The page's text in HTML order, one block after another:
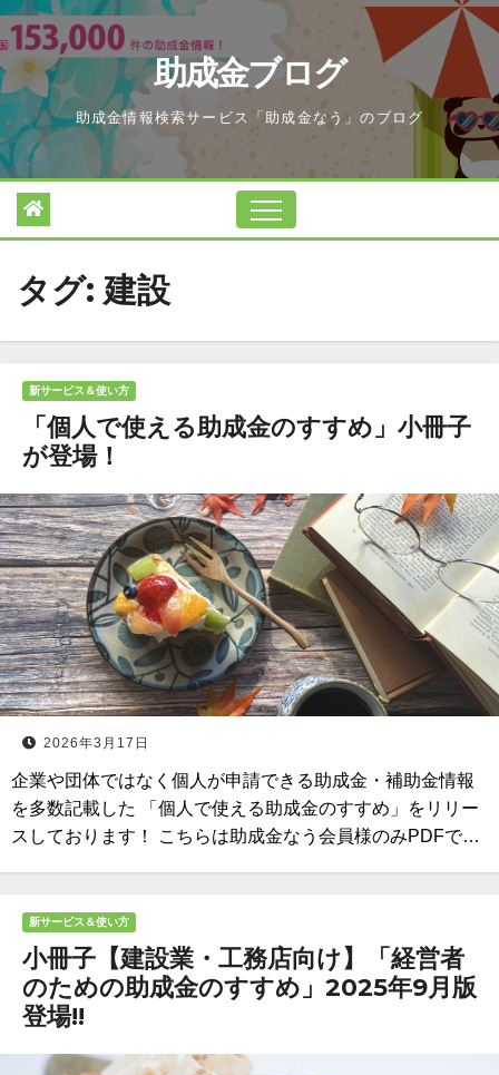
Skip
to
content
助成金ブログ
助成金情報検索サービス「助成金なう」のブログ
タグ: 建設
新サービス＆使い方
「個人で使える助成金のすすめ」小冊子
が登場！
2026年3月17日
企業や団体ではなく個人が申請できる助成金・補助金情報
を多数記載した 「個人で使える助成金のすすめ」をリリー
スしております！ こちらは助成金なう会員様のみPDFで…
新サービス＆使い方
小冊子【建設業・工務店向け】「経営者
のための助成金のすすめ」2025年9月版
登場!!